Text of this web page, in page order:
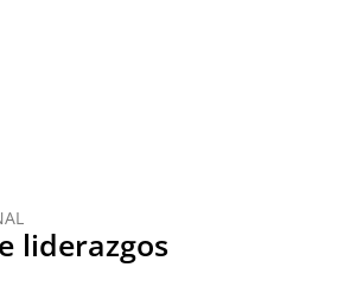
liderazgos